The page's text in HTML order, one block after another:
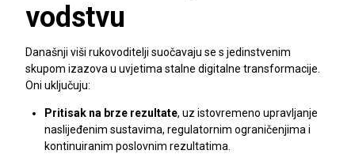
vodstvu
Današnji viši rukovoditelji suočavaju se s jedinstvenim
skupom izazova u uvjetima stalne digitalne transformacije.
Oni uključuju:
Pritisak na brze rezultate, uz istovremeno upravljanje
naslijeđenim sustavima, regulatornim ograničenjima i
kontinuiranim poslovnim rezultatima.